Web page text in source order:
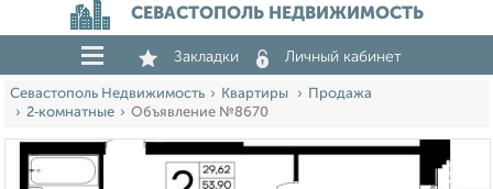
СЕВАСТОПОЛЬ НЕДВИЖИМОСТЬ
Закладки Личный кабинет
Севастополь Недвижимость Квартиры
Продажа
2‑комнатные
Объявление №8670